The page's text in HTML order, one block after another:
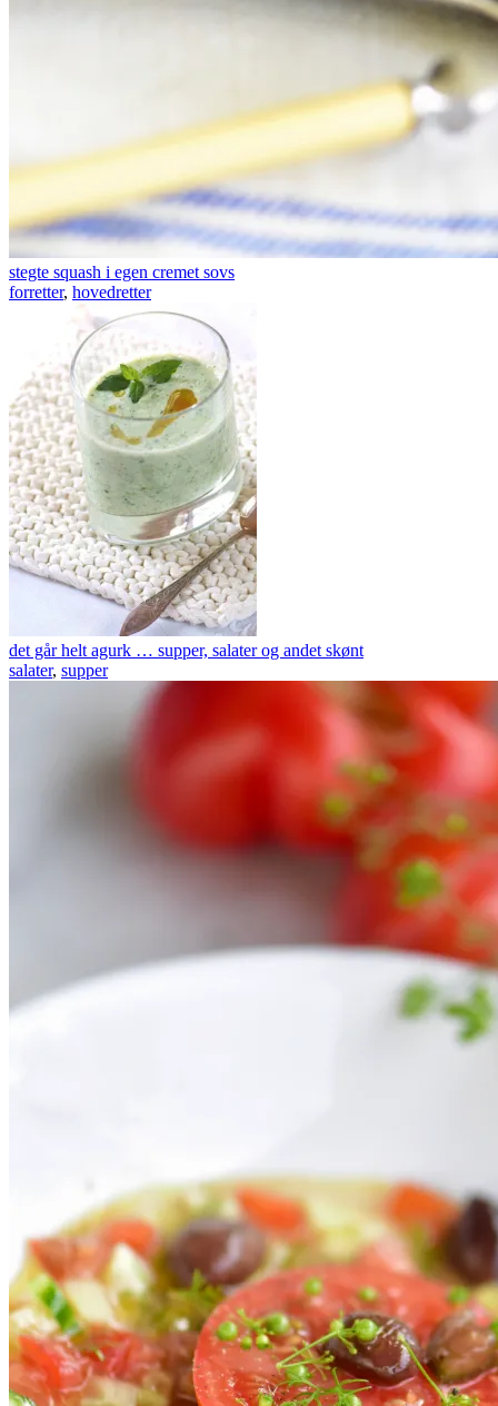
stegte squash i egen cremet sovs
forretter, hovedretter
det går helt agurk … supper, salater og andet skønt
salater, supper